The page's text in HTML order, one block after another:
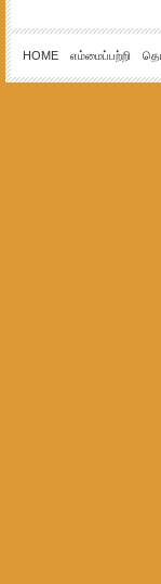
HOME எம்மைப்பற்றி